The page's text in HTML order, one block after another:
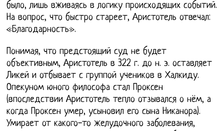
было, лишь вживаясь в логику происходящих событий.
На вопрос, что быстро стареет, Аристотель отвечал:
«Благодарность».
Понимая, что предстоящий суд не будет
объективным, Аристотель в 322 г. до н. э. оставляет
Ликей и отбывает с группой учеников в Халкиду.
Опекуном юного философа стал Проксен
(впоследствии Аристотель тепло отзывался о нём, а
когда Проксен умер, усыновил его сына Никанора).
Умирает от какого-то желудочного заболевания,